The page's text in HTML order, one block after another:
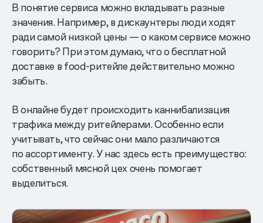
В понятие сервиса можно вкладывать разные
значения. Например, в дискаунтеры люди ходят
ради самой низкой цены — о каком сервисе можно
говорить? При этом думаю, что о бесплатной
доставке в food-ритейле действительно можно
забыть.
В онлайне будет происходить каннибализация
трафика между ритейлерами. Особенно если
учитывать, что сейчас они мало различаются
по ассортименту. У нас здесь есть преимущество:
собственный мясной цех очень помогает
выделиться.